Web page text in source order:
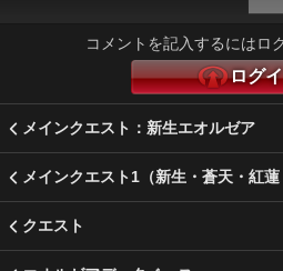
コメントを記入するにはロ
ログ
メインクエスト：新生エオルゼア
メインクエスト1（新生・蒼天・紅蓮
クエスト